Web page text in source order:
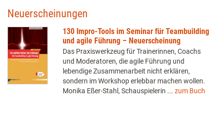
Neuerscheinungen
130 Impro-Tools im Seminar für Teambuilding
und agile Führung – Neuerscheinung
Das Praxiswerkzeug für Trainerinnen, Coachs
und Moderatoren, die agile Führung und
lebendige Zusammenarbeit nicht erklären,
sondern im Workshop erlebbar machen wollen.
Monika Eßer-Stahl, Schauspielerin ... zum Buch